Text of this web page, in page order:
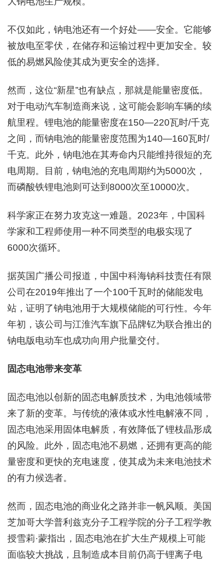
不仅如此，钠电池还有一个好处——安全。它能够
被放电至零伏，在储存和运输过程中更加安全。较
低的易燃风险使其成为更安全的选择。
然而，这位“新星”也有缺点，那就是能量密度低。
对于电动汽车制造商来说，这可能会影响车辆的续
航里程。锂电池的能量密度在150—220瓦时/千克
之间，而钠电池的能量密度范围为140—160瓦时/
千克。此外，钠电池在其寿命内只能维持很短的充
电周期。目前，钠电池的充电周期约为5000次，
而磷酸铁锂电池则可达到8000次至10000次。
科学家正在努力攻克这一难题。2023年，中国科
学家和工程师使用一种不同类型的电极实现了
6000次循环。
据英国广播公司报道，中国中科海钠科技责任有限
公司在2019年推出了一个100千瓦时的储能发电
站，证明了钠电池用于大规模储能的可行性。今年
年初，该公司与江淮汽车旗下品牌钇为联合推出的
钠电版电动车也成功向用户批量交付。
固态电池带来变革
固态电池以创新的固态电解质技术，为电池领域带
来了新的变革。与传统的液体或水性电解液不同，
固态电池采用固体电解质，有效降低了锂枝晶形成
的风险。此外，固态电池不易燃，还拥有更高的能
量密度和更快的充电速度，使其成为未来电池技术
的有力候选者。
然而，固态电池的商业化之路并非一帆风顺。美国
芝加哥大学普利兹克分子工程学院的分子工程学教
授雪莉·蒙指出，固态电池在扩大生产规模上可能
面临较大挑战，且制造成本目前仍高于锂离子电